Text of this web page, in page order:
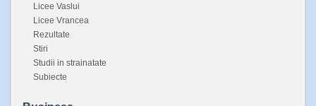
Licee Vaslui
Licee Vrancea
Rezultate
Stiri
Studii in strainatate
Subiecte